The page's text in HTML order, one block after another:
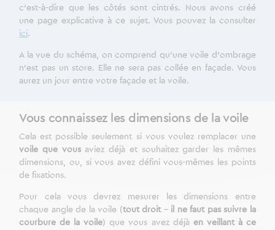
c’est-à-dire que les côtés sont cintrés. Nous avons créé
une page explicative à ce sujet. Vous pouvez la consulter
ici.
A la vue du schéma, on comprend qu’une voile d’ombrage
n’est pas un store. Elle ne sera pas collée en façade. Vous
aurez un jour entre votre façade et la voile.
Vous connaissez les dimensions de la voile
Cela est possible seulement si vous voulez remplacer une
voile que vousaviez déjà et souhaitez garder les mêmes
dimensions, ou, si vous avez défini vous-mêmes les points
de fixations.
Pour cela vous devrez mesurer les dimensions entre
chaque angle de la voile (tout droit– il ne faut pas suivre la
courbure de la voile) que vous avez déjàen veillant à ce